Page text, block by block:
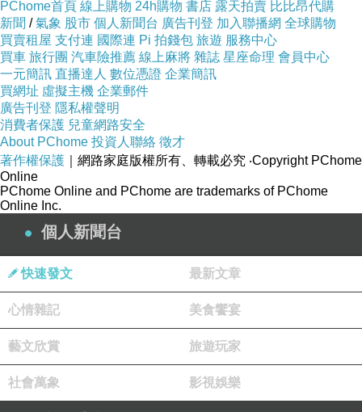
Roush (迷彩)基本款多口袋水洗工作長褲 (3色)
商品網址
https://tw.partner.buy.yahoo.com:443/gd/buy?
mcode=MV92TVFFTzVWMmdNZWZLK1l4cGd
1K3UwUS81Q00ra1YwT2t6MklYVDRlbVVZPQ
==&url=https://tw.buy.yahoo.com/gdsale/gdsale
.asp?gdid=4946360
商品訊息功能
◆ROUSH在自我品牌的定義上堅持著平價 x 時
PChome首頁 線上購物 24h購物 書店 露天拍賣 比比昂代購
新聞 /氣象 股市 個人新聞台 廣告刊登 加入聯播網 全球購物
買賣租屋 支付連 國際連 Pi 拍錢包 旅遊 服務中心
買車 旅行團 汽車險推薦 線上麻將 雜誌 星座命理 會員中心
一元簡訊 直播達人 數位憑證 企業簡訊
買網址 虛擬主機 企業郵件
廣告刊登 隱私權聲明
消費者保護 兒童網路安全
About PChome 投資人聯絡 徵才
著作權保護 ｜網路家庭版權所有、轉載必究 ‧Copyright PChome
Online
PChome Online and PChome are trademarks of PChome
Online Inc.
個人新聞台
快速發文 最新文章
心情雜記 美食饗宴
藝文欣賞 旅遊玩家
社會萬象 影視娛樂